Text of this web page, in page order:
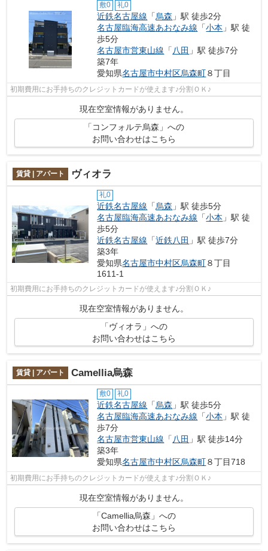
敷0 礼0
近鉄名古屋線 「烏森 」駅 徒歩2分
名古屋臨海高速あおなみ線 「小本 」駅 徒
歩5分
名古屋市営東山線 「 八田 」駅 徒歩7分
築7年
愛知県名古屋市中村区烏森町８丁目
初期費用にお手持ちのクレジットカードが使えます♪分割ＯＫ♪
現在空室情報がありません。
「コンフォルテ烏森」への
お問い合わせはこちら
賃貸 | アパート ヴィオラ
礼0
近鉄名古屋線 「烏森 」駅 徒歩5分
名古屋臨海高速あおなみ線 「小本 」駅 徒
歩5分
近鉄名古屋線 「近鉄八田 」駅 徒歩7分
築3年
愛知県名古屋市中村区烏森町８丁目
1611-1
初期費用にお手持ちのクレジットカードが使えます♪分割ＯＫ♪
現在空室情報がありません。
「ヴィオラ」への
お問い合わせはこちら
賃貸 | アパート Camellia烏森
敷0 礼0
近鉄名古屋線 「烏森 」駅 徒歩5分
名古屋臨海高速あおなみ線 「小本 」駅 徒
歩7分
名古屋市営東山線 「八田 」駅 徒歩14分
築3年
愛知県名古屋市中村区烏森町８丁目718
初期費用にお手持ちのクレジットカードが使えます♪分割ＯＫ♪
現在空室情報がありません。
「Camellia烏森」への
お問い合わせはこちら